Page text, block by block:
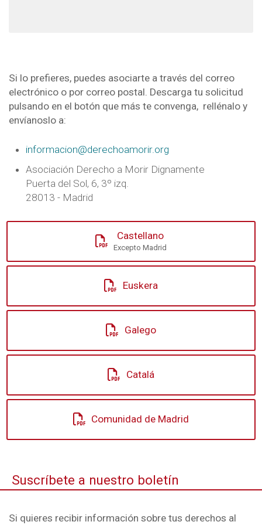
Si lo prefieres, puedes asociarte a través del correo
electrónico o por correo postal. Descarga tu solicitud
pulsando en el botón que más te convenga, rellénalo y
envíanoslo a:
informacion@derechoamorir.org
Asociación Derecho a Morir Dignamente
Puerta del Sol, 6, 3º izq.
28013 - Madrid
Castellano
Excepto Madrid
Euskera
Galego
Catalá
Comunidad de Madrid
Suscríbete a nuestro boletín
Si quieres recibir información sobre tus derechos al